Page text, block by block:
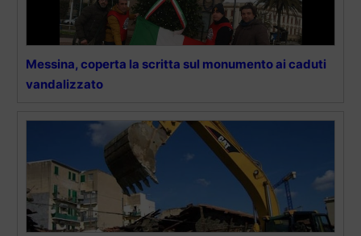
Messina, coperta la scritta sul monumento ai caduti
vandalizzato